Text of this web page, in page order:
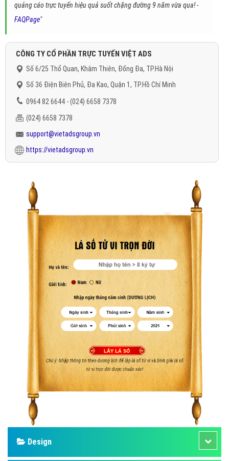
quảng cáo trực tuyến hiệu quả suốt chặng đường 9 năm vừa qua! -
FAQPage"
CÔNG TY CỔ PHẦN TRỰC TUYẾN VIỆT ADS
Số 6/25 Thổ Quan, Khâm Thiên, Đống Đa, TP.Hà Nội
Số 36 Điện Biên Phủ, Đa Kao, Quận 1, TP.Hồ Chí Minh
0964 82 6644 - (024) 6658 7378
(024) 6658 7378
support@vietadsgroup.vn
https://vietadsgroup.vn
Design